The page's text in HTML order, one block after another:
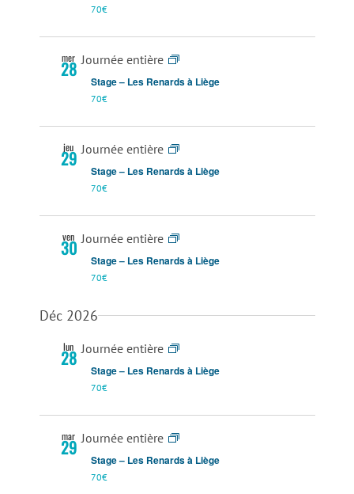
70€
mer
28 Journée entière
Stage – Les Renards à Liège
70€
jeu
29 Journée entière
Stage – Les Renards à Liège
70€
ven
30 Journée entière
Stage – Les Renards à Liège
70€
Déc 2026
lun
28 Journée entière
Stage – Les Renards à Liège
70€
mar
29 Journée entière
Stage – Les Renards à Liège
70€